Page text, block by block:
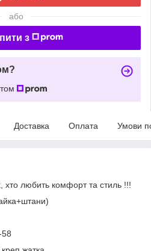
або
з
Доставка Оплата Умови
любить комфорт та стиль !!!
58